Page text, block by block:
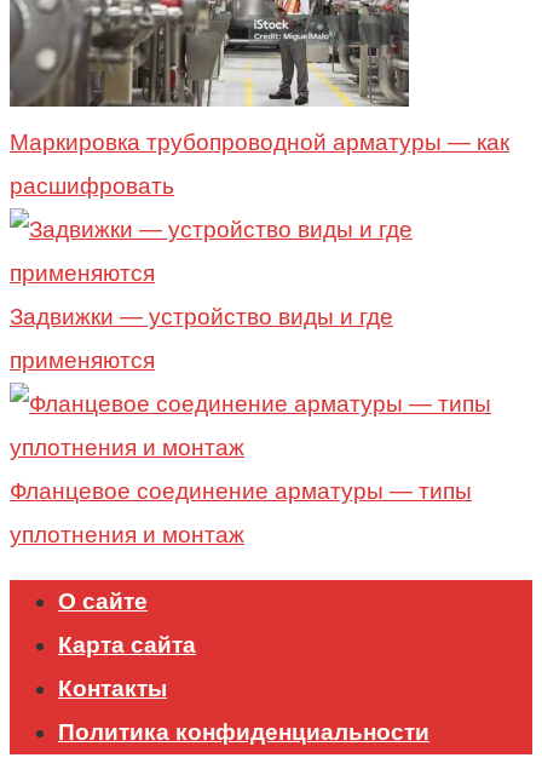
Маркировка трубопроводной арматуры — как
расшифровать
Задвижки — устройство виды и где
применяются
Фланцевое соединение арматуры — типы
уплотнения и монтаж
О сайте
Карта сайта
Контакты
Политика конфиденциальности